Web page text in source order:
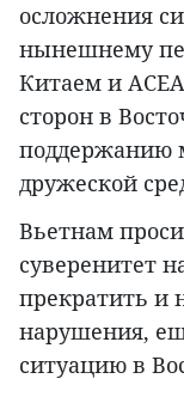
осложнения
нынешнему
Китаем и
сторон в
поддержанию
дружеской
Вьетнам
суверенитет
прекратить и
нарушения,
ситуацию в